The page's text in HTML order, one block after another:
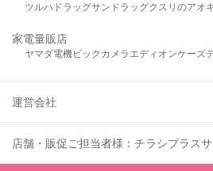
ツルハドラッグサンドラッグクスリのアオ
家電量販店
ヤマダ電機ビックカメラ エディオンケーズ
運営会社
店舗・販促ご担当者様：チラシプラス